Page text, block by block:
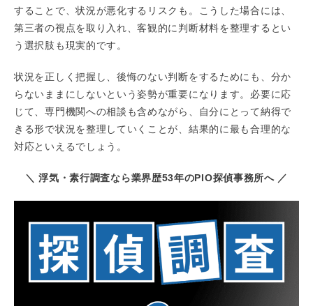
することで、状況が悪化するリスクも。こうした場合には、
第三者の視点を取り入れ、客観的に判断材料を整理するとい
う選択肢も現実的です。
状況を正しく把握し、後悔のない判断をするためにも、分か
らないままにしないという姿勢が重要になります。必要に応
じて、専門機関への相談も含めながら、自分にとって納得で
きる形で状況を整理していくことが、結果的に最も合理的な
対応といえるでしょう。
＼ 浮気・素行調査なら業界歴53年のPIO探偵事務所へ ／